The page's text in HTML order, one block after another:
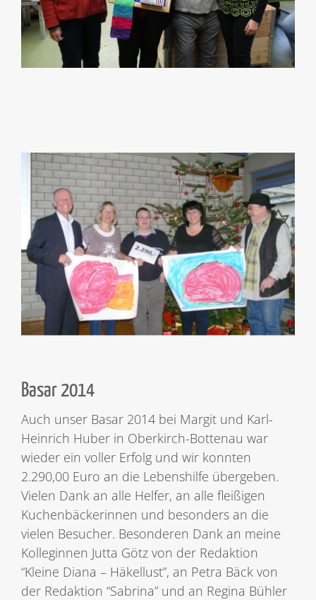
Basar 2014
Auch unser Basar 2014 bei Margit und Karl-
Heinrich Huber in Oberkirch-Bottenau war
wieder ein voller Erfolg und wir konnten
2.290,00 Euro an die Lebenshilfe übergeben.
Vielen Dank an alle Helfer, an alle fleißigen
Kuchenbäckerinnen und besonders an die
vielen Besucher. Besonderen Dank an meine
Kolleginnen Jutta Götz von der Redaktion
“Kleine Diana – Häkellust”, an Petra Bäck von
der Redaktion “Sabrina” und an Regina Bühler